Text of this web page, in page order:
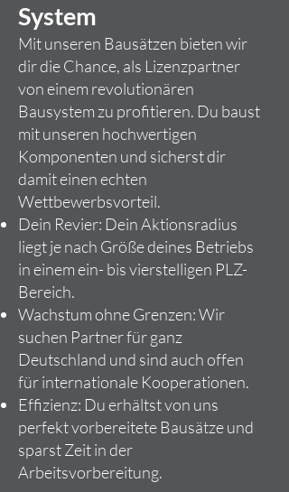
System
Mit unseren Bausätzen bieten wir
dir die Chance, als Lizenzpartner
von einem revolutionären
Bausystem zu profitieren. Du baust
mit unseren hochwertigen
Komponenten und sicherst dir
damit einen echten
Wettbewerbsvorteil.
Dein Revier: Dein Aktionsradius
liegt je nach Größe deines Betriebs
in einem ein- bis vierstelligen PLZ-
Bereich.
Wachstum ohne Grenzen: Wir
suchen Partner für ganz
Deutschland und sind auch offen
für internationale Kooperationen.
Effizienz: Du erhältst von uns
perfekt vorbereitete Bausätze und
sparst Zeit in der
Arbeitsvorbereitung.